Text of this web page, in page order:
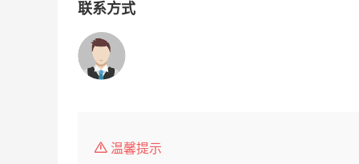
联系方式
温馨提示